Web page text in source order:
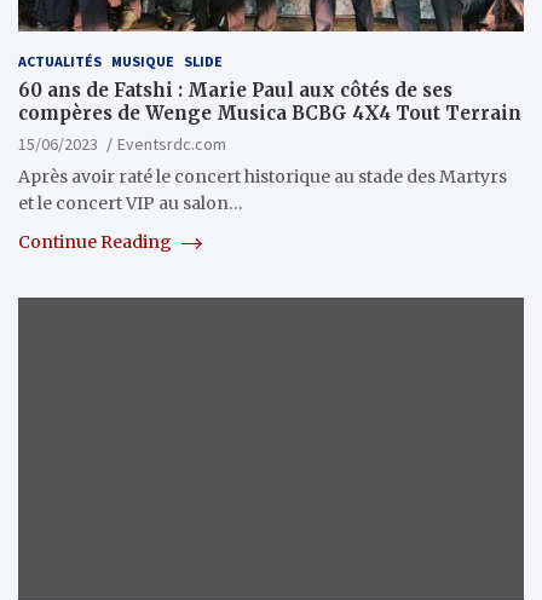
ACTUALITÉS MUSIQUE SLIDE
60 ans de Fatshi : Marie Paul aux côtés de ses
compères de Wenge Musica BCBG 4X4 Tout Terrain
15/06/2023
Eventsrdc.com
Après avoir raté le concert historique au stade des Martyrs
et le concert VIP au salon…
Continue Reading